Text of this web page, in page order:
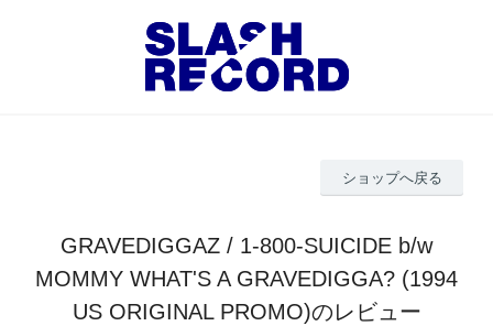
ショップへ戻る
GRAVEDIGGAZ / 1-800-SUICIDE b/w
MOMMY WHAT'S A GRAVEDIGGA? (1994
US ORIGINAL PROMO)のレビュー